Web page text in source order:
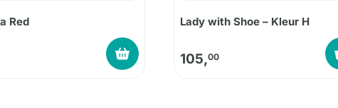
Red Lady with Shoe – Kleur H
105,00